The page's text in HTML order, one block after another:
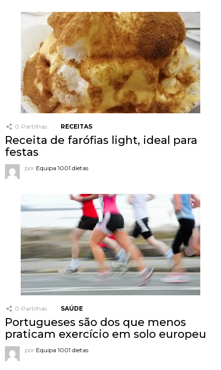
0 Partilhas RECEITAS
Receita de farófias light, ideal para
festas
por Equipa 1001 dietas
0 Partilhas SAÚDE
Portugueses são dos que menos
praticam exercício em solo europeu
por Equipa 1001 dietas